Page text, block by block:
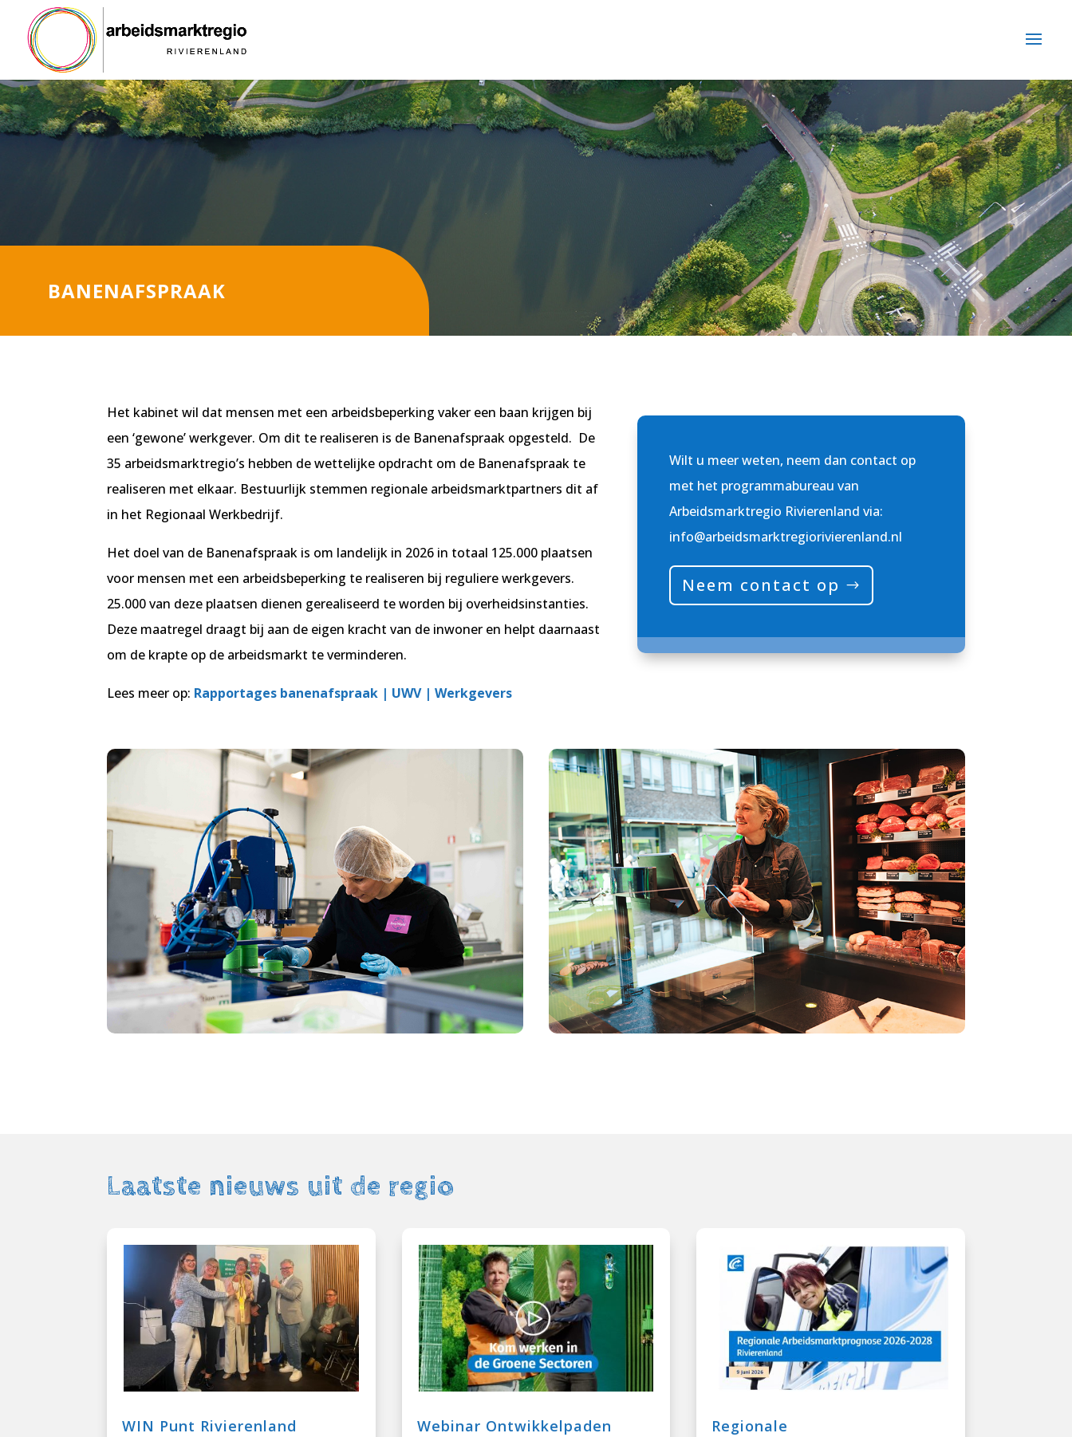
BANENAFSPRAAK
Het kabinet wil dat mensen met een arbeidsbeperking vaker een baan krijgen bij
een ‘gewone’ werkgever. Om dit te realiseren is de Banenafspraak opgesteld. De
35 arbeidsmarktregio’s hebben de wettelijke opdracht om de Banenafspraak te
realiseren met elkaar. Bestuurlijk stemmen regionale arbeidsmarktpartners dit af
in het Regionaal Werkbedrijf.
Het doel van de Banenafspraak is om landelijk in 2026 in totaal 125.000 plaatsen
voor mensen met een arbeidsbeperking te realiseren bij reguliere werkgevers.
25.000 van deze plaatsen dienen gerealiseerd te worden bij overheidsinstanties.
Deze maatregel draagt bij aan de eigen kracht van de inwoner en helpt daarnaast
om de krapte op de arbeidsmarkt te verminderen.
Lees meer op: Rapportages banenafspraak | UWV | Werkgevers
Wilt u meer weten, neem dan contact op
met het programmabureau van
Arbeidsmarktregio Rivierenland via:
info@arbeidsmarktregiorivierenland.nl
Neem contact op
Laatste nieuws uit de regio
WIN Punt Rivierenland
Webinar Ontwikkelpaden
Regionale